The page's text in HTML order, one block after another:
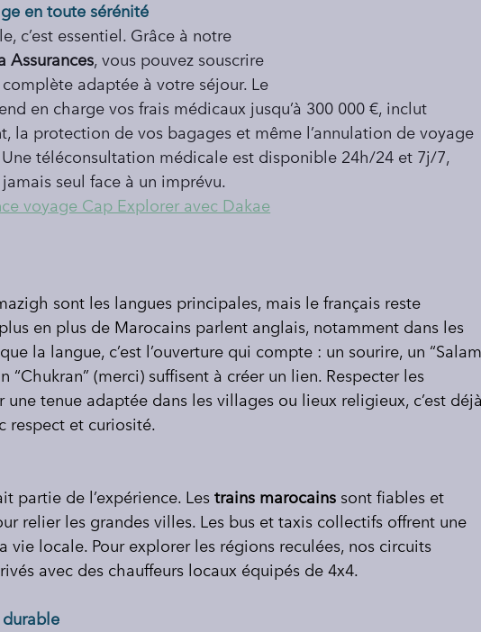
en toute sérénité
c’est essentiel. Grâce à notre
Assurances, vous pouvez souscrire
adaptée à votre séjour. Le
en charge vos frais médicaux jusqu’à 300 000 €, inclut
la protection de vos bagages et même l’annulation de voyage
téléconsultation médicale est disponible 24h/24 et 7j/7,
seul face à un imprévu.
voyage Cap Explorer avec Dakae
sont les langues principales, mais le français reste
en plus de Marocains parlent anglais, notamment dans les
la langue, c’est l’ouverture qui compte : un sourire, un
“Chukran” (merci) suffisent à créer un lien. Respecter les
tenue adaptée dans les villages ou lieux religieux, c’est
respect et curiosité.
partie de l’expérience. Les trains marocains sont fiables et
relier les grandes villes. Les bus et taxis collectifs offrent une
vie locale. Pour explorer les régions reculées, nos circuits
avec des chauffeurs locaux équipés de 4x4.